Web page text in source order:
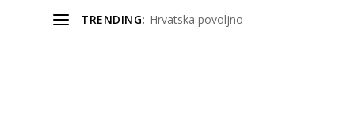
TRENDING: Hrvatska povoljno